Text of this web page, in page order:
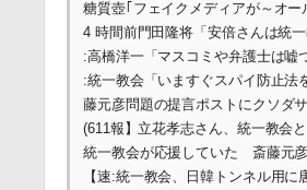
糖質壺｢フェイクメディアが～オー
4 時間前門田隆将「安倍さんは統
:高橋洋一「マスコミや弁護士は嘘
:統一教会「いますぐスパイ防止法
藤元彦問題の提言ポストにクソダ
(611報】立花孝志さん、統一教会
統一教会が応援していた 斎藤
【速:統一教会、日韓トンネル用